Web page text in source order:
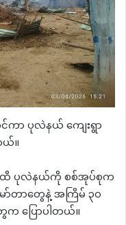
ကာ ပုလဲနယ် ကျေးရွာ
ယ်။
ထိ ပုလဲနယ်ကို စစ်အုပ်စုက
ာ်တာတွေနဲ့ အကြိမ် ၃၀
က ပြောပါတယ်။